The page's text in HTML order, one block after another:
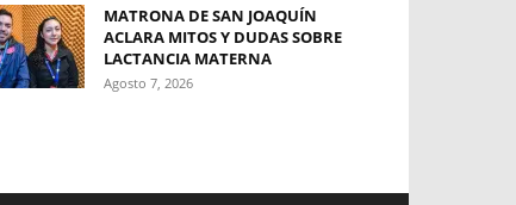
MATRONA DE SAN JOAQUÍN
ACLARA MITOS Y DUDAS SOBRE
LACTANCIA MATERNA
Agosto 7, 2026